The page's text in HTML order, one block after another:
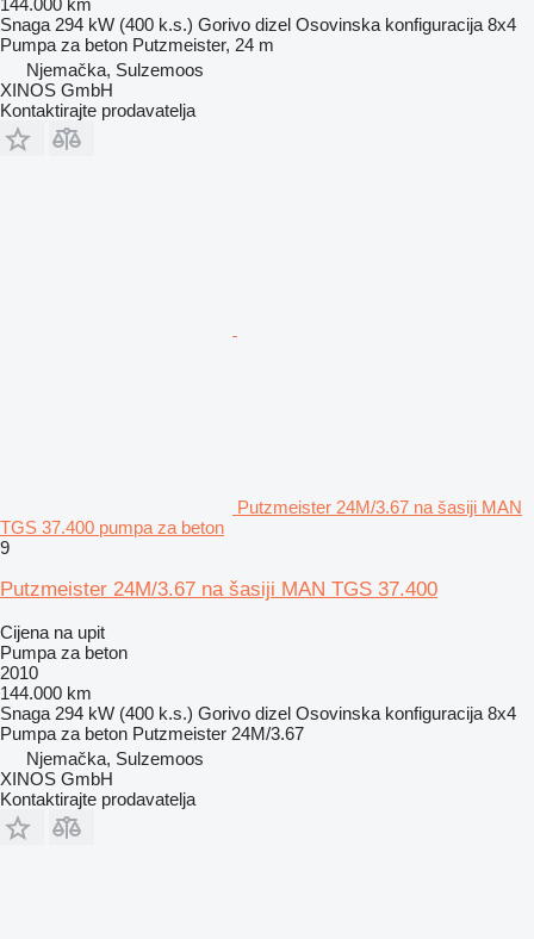
Snaga 294 kW (400 k.s.) Gorivo dizel Osovinska konfiguracija 8x4
Pumpa za beton Putzmeister, 24 m
Njemačka, Sulzemoos
XINOS GmbH
Kontaktirajte prodavatelja
Putzmeister 24M/3.67 na šasiji MAN
TGS 37.400 pumpa za beton
9
Putzmeister 24M/3.67 na šasiji MAN TGS 37.400
Cijena na upit
Pumpa za beton
2010
144.000 km
Snaga 294 kW (400 k.s.) Gorivo dizel Osovinska konfiguracija 8x4
Pumpa za beton Putzmeister 24M/3.67
Njemačka, Sulzemoos
XINOS GmbH
Kontaktirajte prodavatelja